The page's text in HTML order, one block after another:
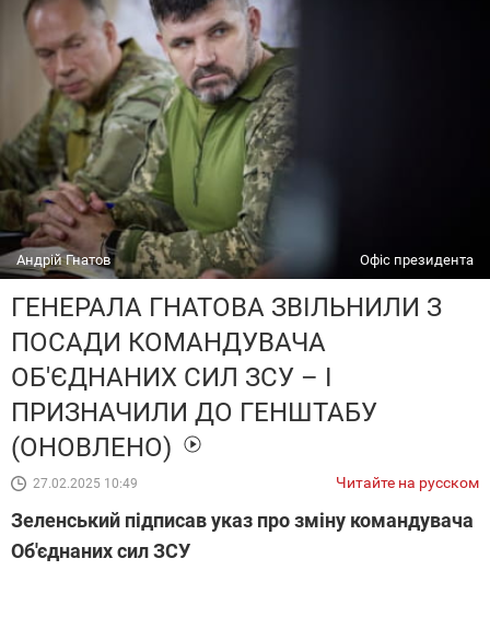
Андрій Гнатов Офіс президента
ГЕНЕРАЛА ГНАТОВА ЗВІЛЬНИЛИ З
ПОСАДИ КОМАНДУВАЧА
ОБ'ЄДНАНИХ СИЛ ЗСУ – І
ПРИЗНАЧИЛИ ДО ГЕНШТАБУ
(ОНОВЛЕНО)
27.02.2025 10:49 Читайте на русском
Зеленський підписав указ про зміну командувача
Об'єднаних сил ЗСУ